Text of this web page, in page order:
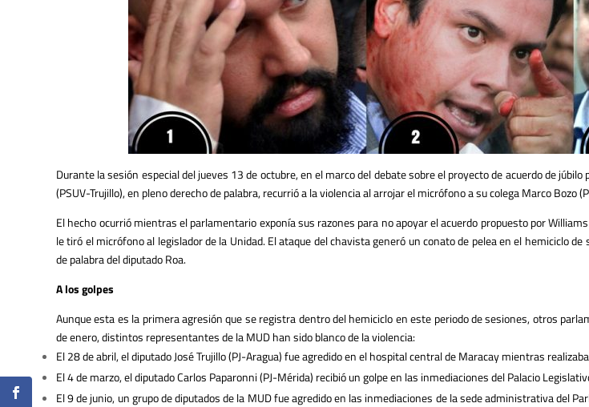
Durante la sesión especial del jueves 13 de octubre, en el marco del debate sobre el proyecto de acuerdo de
(PSUV-Trujillo), en pleno derecho de palabra, recurrió a la violencia al arrojar el micrófono a su colega Marco Bozo
El hecho ocurrió mientras el parlamentario exponía sus razones para no apoyar el acuerdo propuesto por
le tiró el micrófono al legislador de la Unidad. El ataque del chavista generó un conato de pelea en el hemiciclo
de palabra del diputado Roa.
A los golpes
Aunque esta es la primera agresión que se registra dentro del hemiciclo en este periodo de sesiones, otros
de enero, distintos representantes de la MUD han sido blanco de la violencia:
El 28 de abril, el diputado José Trujillo (PJ-Aragua) fue agredido en el hospital central de Maracay mientras
El 4 de marzo, el diputado Carlos Paparonni (PJ-Mérida) recibió un golpe en las inmediaciones del Palacio
El 9 de junio, un grupo de diputados de la MUD fue agredido en las inmediaciones de la sede administrativa del